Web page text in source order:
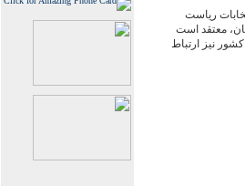
رياست
معتقد است
نيز ارتباط